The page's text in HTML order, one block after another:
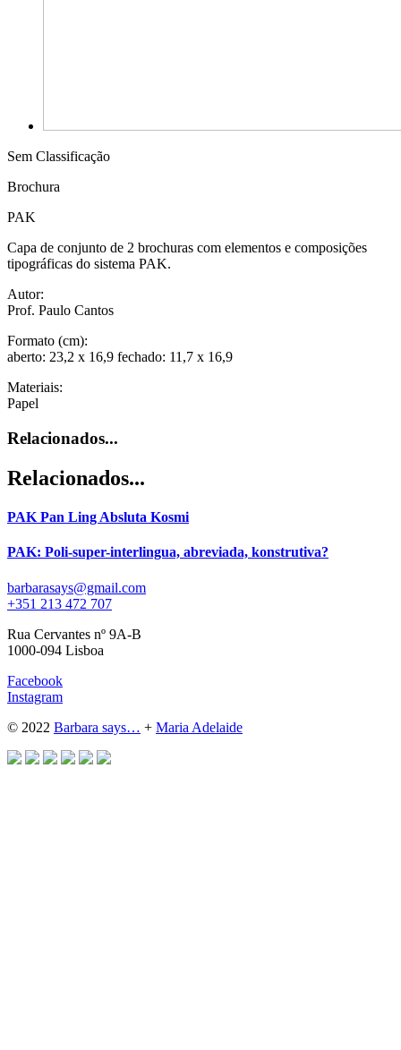
Sem Classificação
Brochura
PAK
Capa de conjunto de 2 brochuras com elementos e composições
tipográficas do sistema PAK.
Autor:
Prof. Paulo Cantos
Formato (cm):
aberto: 23,2 x 16,9 fechado: 11,7 x 16,9
Materiais:
Papel
Relacionados...
Relacionados...
PAK Pan Ling Absluta Kosmi
PAK: Poli-super-interlingua, abreviada, konstrutiva?
barbarasays@gmail.com
+351 213 472 707
Rua Cervantes nº 9A-B
1000-094 Lisboa
Facebook
Instagram
© 2022 Barbara says… + Maria Adelaide